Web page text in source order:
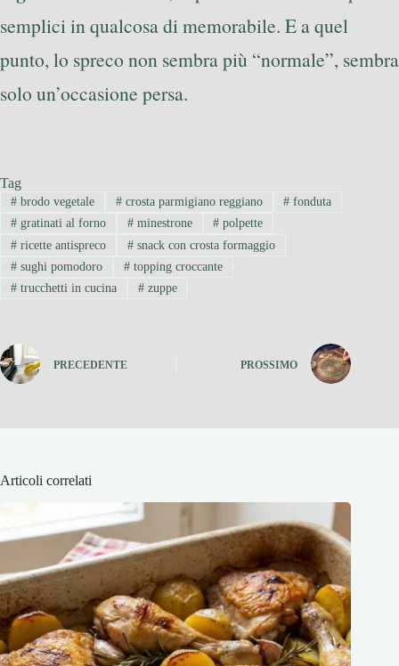
semplici in qualcosa di memorabile. E a quel
punto, lo spreco non sembra più “normale”, sembra
solo un’occasione persa.
Tag
#brodo vegetale #crosta parmigiano reggiano # fonduta
#gratinati al forno #minestrone # polpette
#ricette antispreco #snack con crosta formaggio
#sughi pomodoro #topping croccante
#trucchetti in cucina #zuppe
PRECEDENTE PROSSIMO
Articoli correlati